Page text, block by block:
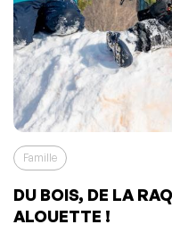
Famille
DU BOIS, DE LA
ALOUETTE !